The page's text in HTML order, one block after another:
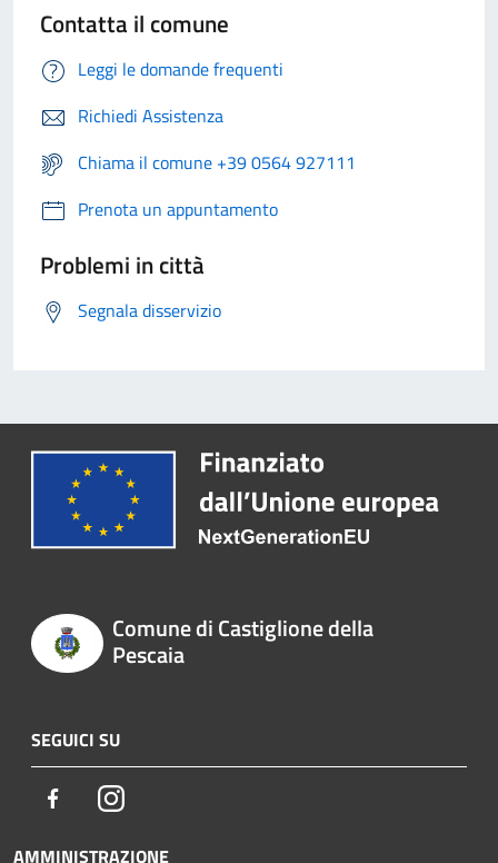
Contatta il comune
Leggi le domande frequenti
Richiedi Assistenza
Chiama il comune +39 0564 927111
Prenota un appuntamento
Problemi in città
Segnala disservizio
Comune di Castiglione della
Pescaia
SEGUICI SU
FacebookInstagram
AMMINISTRAZIONE